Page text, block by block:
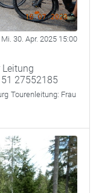
Mi. 30. Apr. 2025 15:00
27552185
Tourenleitung: Frau